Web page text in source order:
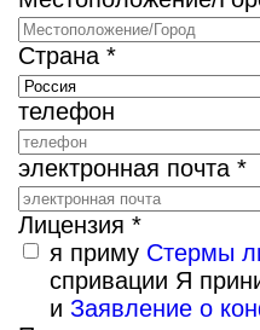
Страна *
телефон
электронная почта *
Лицензия *
я приму Стермы
спривации Я
и Заявление о